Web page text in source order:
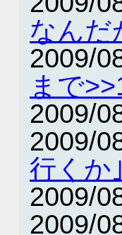
なんだ
2009/
まで
2009/
2009/
行くか｣
2009/
2009/